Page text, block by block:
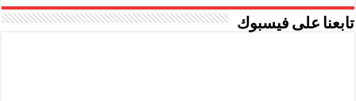
تابعنا على فيسبوك